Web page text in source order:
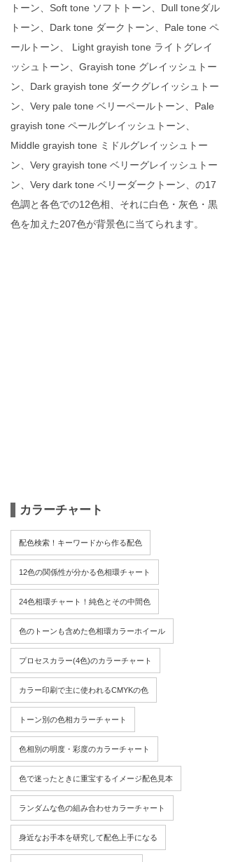
トーン、Soft tone ソフトトーン、Dull toneダル
トーン、Dark tone ダークトーン、Pale tone ペ
ールトーン、 Light grayish tone ライトグレイ
ッシュトーン、Grayish tone グレイッシュトー
ン、Dark grayish tone ダークグレイッシュトー
ン、Very pale tone ベリーペールトーン、Pale
grayish tone ペールグレイッシュトーン、
Middle grayish tone ミドルグレイッシュトー
ン、Very grayish tone ベリーグレイッシュトー
ン、Very dark tone ベリーダークトーン、の17
色調と各色での12色相、それに白色・灰色・黒
色を加えた207色が背景色に当てられます。
カラーチャート
配色検索！キーワードから作る配色
12色の関係性が分かる色相環チャート
24色相環チャート！純色とその中間色
色のトーンも含めた色相環カラーホイール
プロセスカラー(4色)のカラーチャート
カラー印刷で主に使われるCMYKの色
トーン別の色相カラーチャート
色相別の明度・彩度のカラーチャート
色で迷ったときに重宝するイメージ配色見本
ランダムな色の組み合わせカラーチャート
身近なお手本を研究して配色上手になる